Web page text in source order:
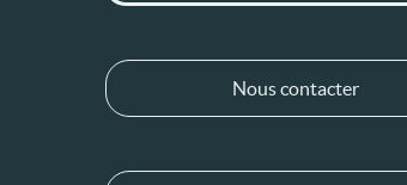
Nous contacter